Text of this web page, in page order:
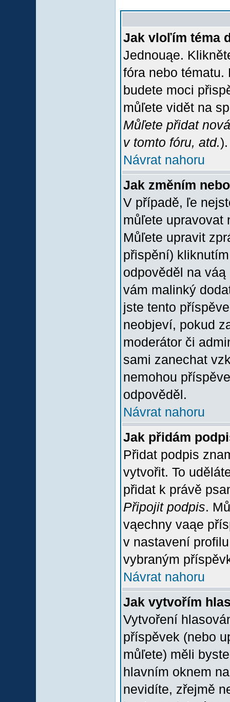
Jak vloľím téma
Jednouąe.
fóra nebo
budete moci
můľete vidět na
Můľete přidat
v tomto fóru, atd.).
Návrat nahoru
Jak změním
V případě, ľe
můľete upravovat
Můľete upravit
přispění)
odpověděl na
vám malinký
jste tento
neobjeví, pokud
moderátor či
sami zanechat
nemohou
odpověděl.
Návrat nahoru
Jak přidám
Přidat podpis
vytvořit. To
přidat k právě
Připojit podpis.
vąechny vaąe
v nastavení
vybraným
Návrat nahoru
Jak vytvořím
Vytvoření
příspěvek (nebo
můľete) měli
hlavním oknem
nevidíte, zřejmě